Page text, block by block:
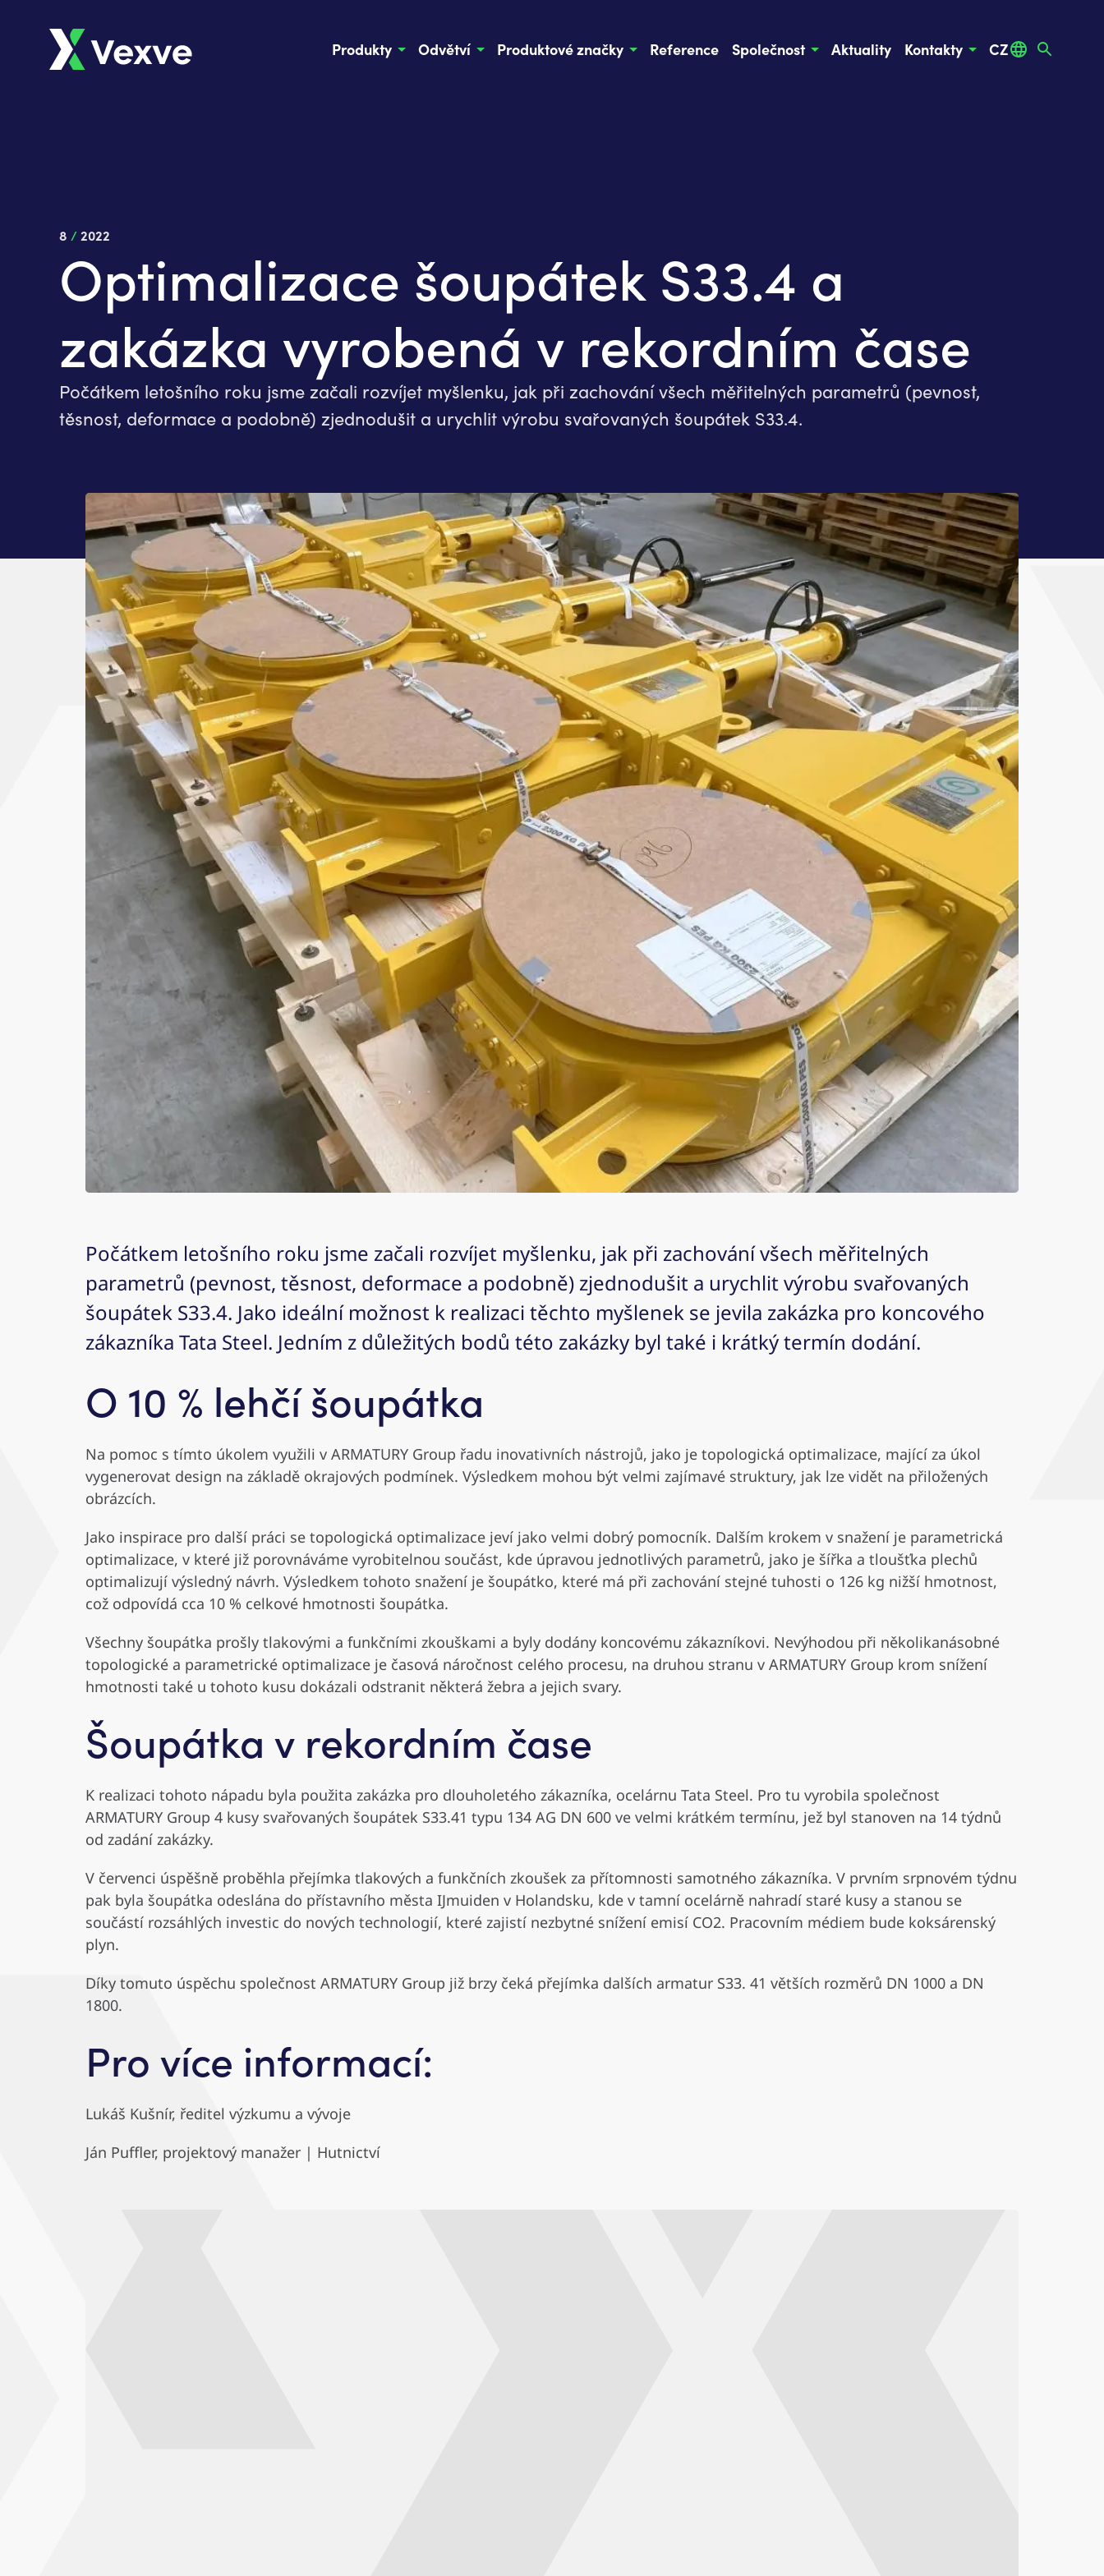
Produkty Odvětví Produktové značky Reference Společnost Aktuality Kontakty CZ
8 /2022
Optimalizace šoupátek S33.4 a
zakázka vyrobená v rekordním čase
Počátkem letošního roku jsme začali rozvíjet myšlenku, jak při zachování všech měřitelných parametrů (pevnost,
těsnost, deformace a podobně) zjednodušit a urychlit výrobu svařovaných šoupátek S33.4.
Počátkem letošního roku jsme začali rozvíjet myšlenku, jak při zachování všech měřitelných
parametrů (pevnost, těsnost, deformace a podobně) zjednodušit a urychlit výrobu svařovaných
šoupátek S33.4. Jako ideální možnost k realizaci těchto myšlenek se jevila zakázka pro koncového
zákazníka Tata Steel. Jedním z důležitých bodů této zakázky byl také i krátký termín dodání.
O 10 % lehčí šoupátka
Na pomoc s tímto úkolem využili v ARMATURY Group řadu inovativních nástrojů, jako je topologická optimalizace, mající za úkol
vygenerovat design na základě okrajových podmínek. Výsledkem mohou být velmi zajímavé struktury, jak lze vidět na přiložených
obrázcích.
Jako inspirace pro další práci se topologická optimalizace jeví jako velmi dobrý pomocník. Dalším krokem v snažení je parametrická
optimalizace, v které již porovnáváme vyrobitelnou součást, kde úpravou jednotlivých parametrů, jako je šířka a tloušťka plechů
optimalizují výsledný návrh. Výsledkem tohoto snažení je šoupátko, které má při zachování stejné tuhosti o 126 kg nižší hmotnost,
což odpovídá cca 10 % celkové hmotnosti šoupátka.
Všechny šoupátka prošly tlakovými a funkčními zkouškami a byly dodány koncovému zákazníkovi. Nevýhodou při několikanásobné
topologické a parametrické optimalizace je časová náročnost celého procesu, na druhou stranu v ARMATURY Group krom snížení
hmotnosti také u tohoto kusu dokázali odstranit některá žebra a jejich svary.
Šoupátka v rekordním čase
K realizaci tohoto nápadu byla použita zakázka pro dlouholetého zákazníka, ocelárnu Tata Steel. Pro tu vyrobila společnost
ARMATURY Group 4 kusy svařovaných šoupátek S33.41 typu 134 AG DN 600 ve velmi krátkém termínu, jež byl stanoven na 14 týdnů
od zadání zakázky.
V červenci úspěšně proběhla přejímka tlakových a funkčních zkoušek za přítomnosti samotného zákazníka. V prvním srpnovém týdnu
pak byla šoupátka odeslána do přístavního města IJmuiden v Holandsku, kde v tamní ocelárně nahradí staré kusy a stanou se
součástí rozsáhlých investic do nových technologií, které zajistí nezbytné snížení emisí CO2. Pracovním médiem bude koksárenský
plyn.
Díky tomuto úspěchu společnost ARMATURY Group již brzy čeká přejímka dalších armatur S33. 41 větších rozměrů DN 1000 a DN
1800.
Pro více informací:
Lukáš Kušnír, ředitel výzkumu a vývoje
Ján Puffler, projektový manažer | Hutnictví